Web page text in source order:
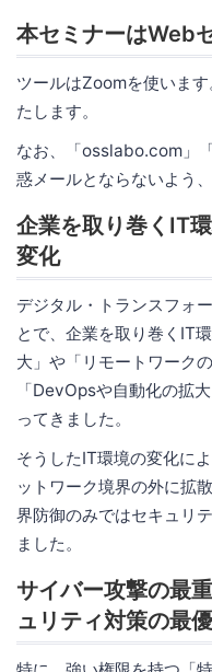
本セミナーはWeb
ツールはZoomを使いま
たします。
なお、「osslabo.com」
惑メールとならないよう
企業を取り巻くIT
変化
デジタル・トランスフォ
とで、企業を取り巻くIT
大」や「リモートワーク
「DevOpsや自動化の拡
ってきました。
そうしたIT環境の変化に
ットワーク境界の外に拡
界防御のみではセキュリ
ました。
サイバー攻撃の最
ュリティ対策の最